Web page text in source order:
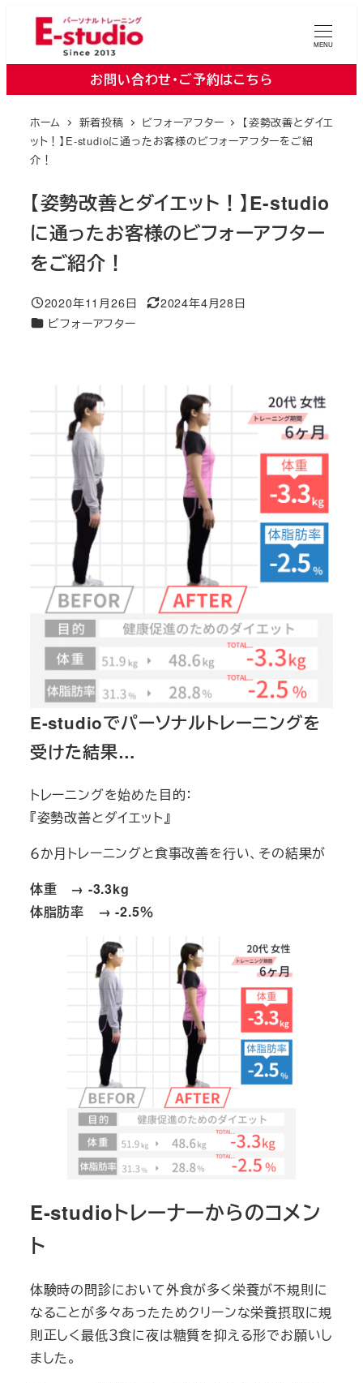
ン
MENU
お問い合わせ・ご予約はこちら
ホーム 新着投稿 ビフォーアフター
【姿勢改善とダイエ
ット！】E-studioに通ったお客様のビフォーアフターをご紹
介！
【姿勢改善とダイエット！】E-studio
に通ったお客様のビフォーアフター
をご紹介！
投稿日
2020年11月26日
更新日
2024年4月28日
カテゴリー
ビフォーアフター
E-studioでパーソナルトレーニングを
受けた結果…
トレーニングを始めた目的：
『姿勢改善とダイエット』
６か月トレーニングと食事改善を行い、その結果が
体重 → -3.3kg
体脂肪率 → -2.5％
E-studioトレーナーからのコメン
ト
体験時の問診において外食が多く栄養が不規則に
なることが多々あったためクリーンな栄養摂取に規
則正しく最低３食に夜は糖質を抑える形でお願いし
ました。